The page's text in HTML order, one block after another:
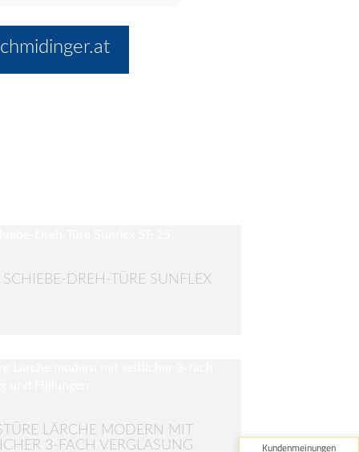
SCHIEBE-DREH-TÜRE SUNFLEX
LÄRCHE MODERN MIT
3-FACH VERGLASUNG